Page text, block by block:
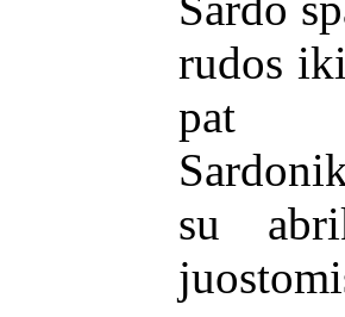
rudos
pat
su